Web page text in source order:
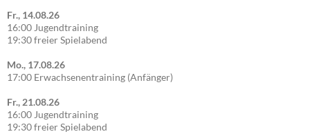
Fr., 14.08.26
16:00 Jugendtraining
19:30 freier Spielabend
Mo., 17.08.26
17:00 Erwachsenentraining (Anfänger)
Fr., 21.08.26
16:00 Jugendtraining
19:30 freier Spielabend